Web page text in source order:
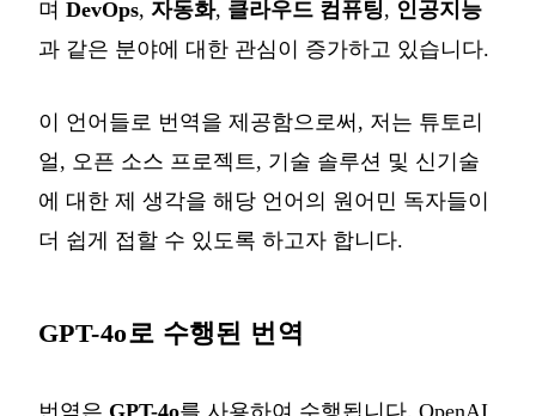
며 DevOps, 자동화, 클라우드 컴퓨팅, 인공지능
과 같은 분야에 대한 관심이 증가하고 있습니다.
이 언어들로 번역을 제공함으로써, 저는 튜토리
얼, 오픈 소스 프로젝트, 기술 솔루션 및 신기술
에 대한 제 생각을 해당 언어의 원어민 독자들이
더 쉽게 접할 수 있도록 하고자 합니다.
GPT-4o로 수행된 번역